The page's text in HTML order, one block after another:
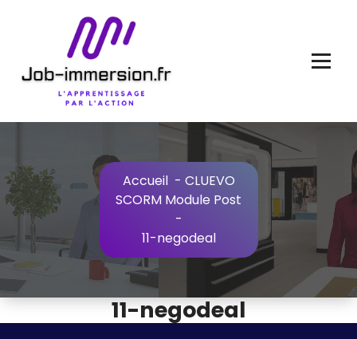
Accueil- CLUEVO
SCORM Module Post
-
11-negodeal
11-negodeal